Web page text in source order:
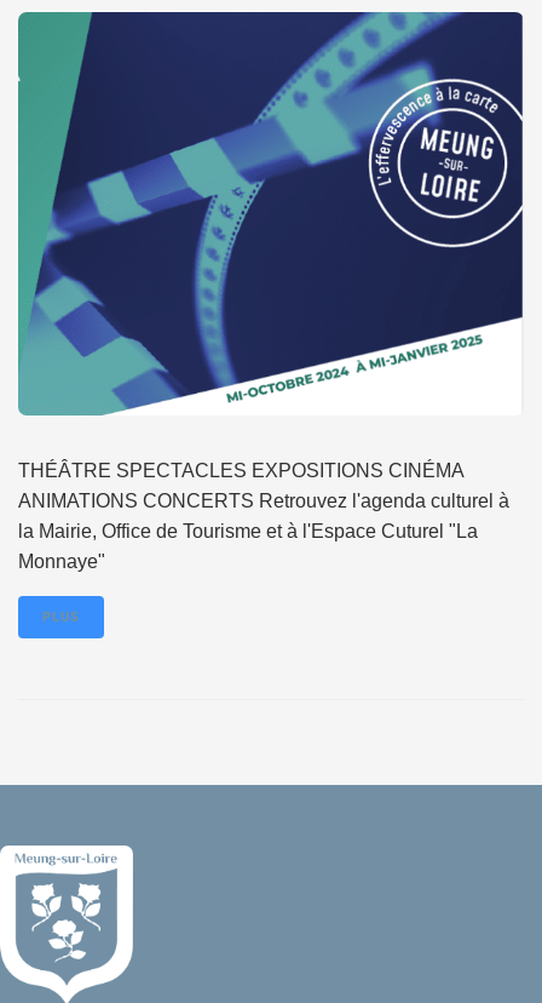
THÉÂTRE SPECTACLES EXPOSITIONS CINÉMA
ANIMATIONS CONCERTS Retrouvez l'agenda culturel à
la Mairie, Office de Tourisme et à l'Espace Cuturel "La
Monnaye"
PLUS